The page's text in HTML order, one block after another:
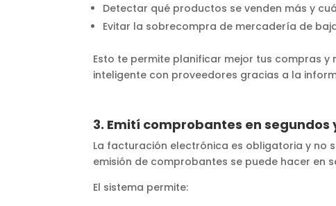
Detectar qué productos se venden más y
Evitar la sobrecompra de mercadería de
Esto te permite planificar mejor tus compras
inteligente con proveedores gracias a la
3. Emití comprobantes en segundos
La facturación electrónica es obligatoria y no
emisión de comprobantes se puede hacer en
El sistema permite: